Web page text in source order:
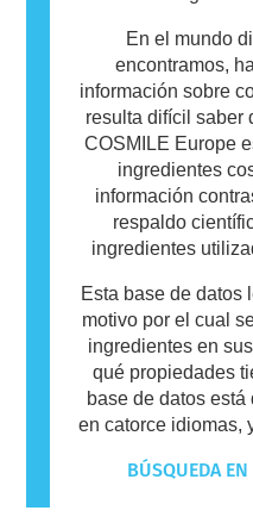
En el mundo
encontramos,
información sobre
resulta difícil saber
COSMILE Europe
ingredientes
información
respaldo
ingredientes
Esta base de datos
motivo por el cual
ingredientes en
qué propiedades
base de datos
en catorce idiomas,
BÚSQUEDA EN